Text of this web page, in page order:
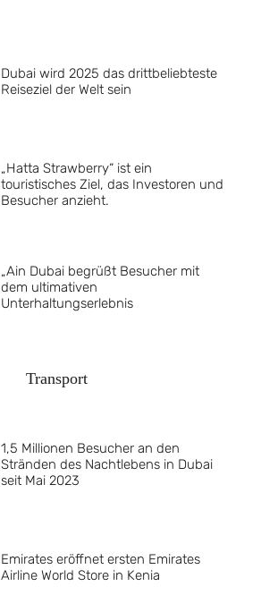
Dubai wird 2025 das drittbeliebteste
Reiseziel der Welt sein
„Hatta Strawberry“ ist ein
touristisches Ziel, das Investoren und
Besucher anzieht.
„Ain Dubai begrüßt Besucher mit
dem ultimativen
Unterhaltungserlebnis
Transport
1,5 Millionen Besucher an den
Stränden des Nachtlebens in Dubai
seit Mai 2023
Emirates eröffnet ersten Emirates
Airline World Store in Kenia